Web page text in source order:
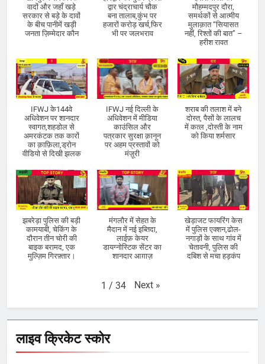
वादों और जहाँ खड़े
सरकार से बड़े के दावों
के बीच पानीमें खड़ी
जनता ज़िम्मेदार कौन
द्वार चंद्राचार्य चौक
बना तालाब,कुंभ पर
हजारों करोड़ खर्च,फिर
भी पर जलभराव
मौहम्मदपुर दौरा,
समर्थकों से आत्मीय
मुलाक़ात “सियासत
नहीं, रिश्तों की बात” –
हरीश रावत
IFWJ के144वे
अधिवेशन पर शानदार
स्वागत,शहडोल से
अमरकंटक तक कारों
का क़ाफ़िला,ड्रोन
वीडियो से दिखी झलक
IFWJ नई दिल्ली के
अधिवेशन में मीडिया
काउंसिल और
पत्रकार सुरक्षा क़ानून
पर अहम प्रस्तावों को
मंज़ूरी
शराब की तलाश में बने
दोस्त, पैसों के लालच
में कत्ल ,दोस्ती के नाम
को किया शर्मसार
झबरेड़ा पुलिस की बड़ी
कामयाबी, चेकिंग के
दौरान तीन चोरी की
बाइक बरामद, एक
मुल्ज़िम गिरफ़्तार।
मंगलौर में सेहत के
मैदान में नई इब्तिदा,
लाईफ़ केयर
डायग्नोस्टिक सेंटर का
शानदार आग़ाज़
खेड़ाजट फायरिंग केस
में पुलिस एक्शन,ढोल-
नगाड़ों के साथ गांव में
चेतावनी, पुलिस की
दबिश से मचा हड़कंप
1 / 34 Next »
लाइव क्रिकेट स्कोर